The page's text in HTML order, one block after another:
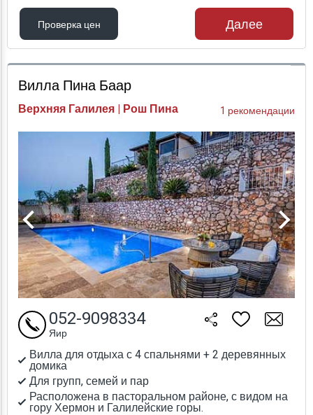
Проверка цен
Проверка цен
Далее
Вилла Пина Баар
Верхняя Галилея | Рош Пина 1 рекомендации
Вилла для отдыха с 4 спальнями + 2 деревянных
домика
Для групп, семей и пар
Расположена в пасторальном районе, с видом на
гору Хермон и Галилейские горы.
052-9098334
Яир